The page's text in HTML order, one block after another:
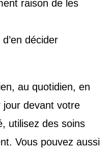
raison de les
décider
au quotidien, en
jour devant votre
utilisez des soins
Vous pouvez aussi